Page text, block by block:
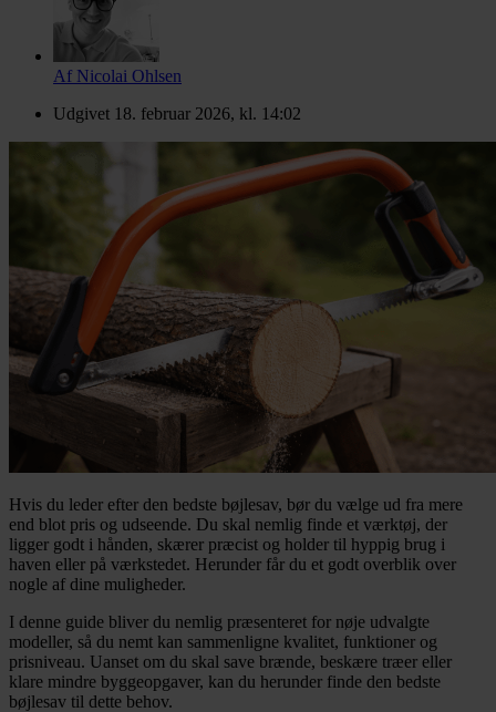
Af Nicolai Ohlsen
Udgivet 18. februar 2026, kl. 14:02
Hvis du leder efter den bedste bøjlesav, bør du vælge ud fra mere
end blot pris og udseende. Du skal nemlig finde et værktøj, der
ligger godt i hånden, skærer præcist og holder til hyppig brug i
haven eller på værkstedet. Herunder får du et godt overblik over
nogle af dine muligheder.
I denne guide bliver du nemlig præsenteret for nøje udvalgte
modeller, så du nemt kan sammenligne kvalitet, funktioner og
prisniveau. Uanset om du skal save brænde, beskære træer eller
klare mindre byggeopgaver, kan du herunder finde den bedste
bøjlesav til dette behov.